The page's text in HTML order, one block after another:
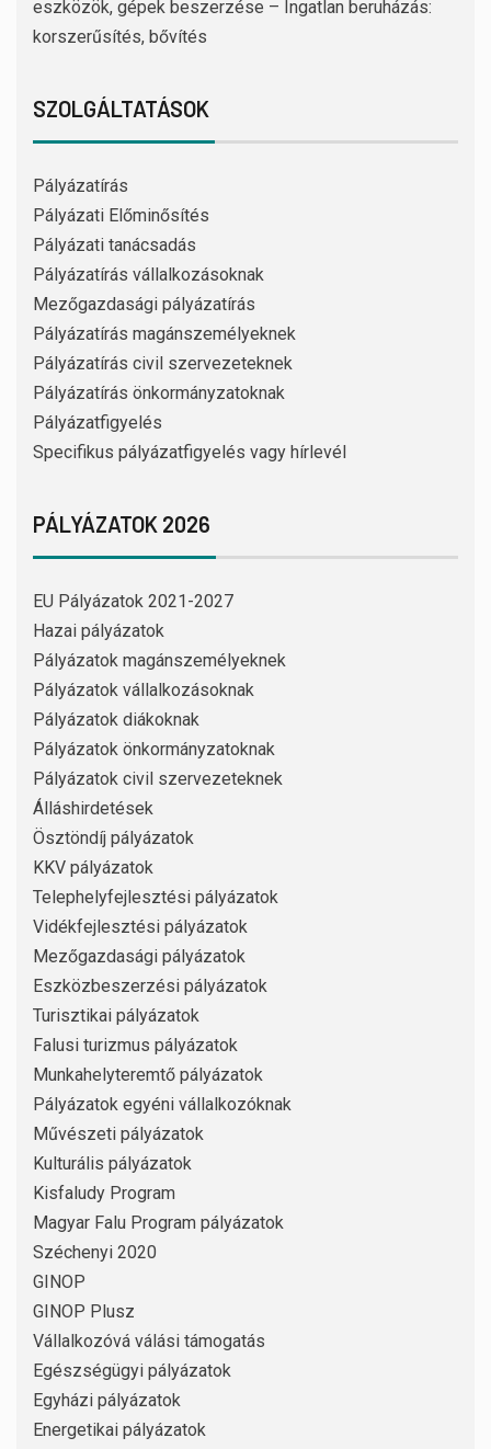
eszközök, gépek beszerzése – Ingatlan beruházás:
korszerűsítés, bővítés
SZOLGÁLTATÁSOK
Pályázatírás
Pályázati Előminősítés
Pályázati tanácsadás
Pályázatírás vállalkozásoknak
Mezőgazdasági pályázatírás
Pályázatírás magánszemélyeknek
Pályázatírás civil szervezeteknek
Pályázatírás önkormányzatoknak
Pályázatfigyelés
Specifikus pályázatfigyelés vagy hírlevél
PÁLYÁZATOK 2026
EU Pályázatok 2021-2027
Hazai pályázatok
Pályázatok magánszemélyeknek
Pályázatok vállalkozásoknak
Pályázatok diákoknak
Pályázatok önkormányzatoknak
Pályázatok civil szervezeteknek
Álláshirdetések
Ösztöndíj pályázatok
KKV pályázatok
Telephelyfejlesztési pályázatok
Vidékfejlesztési pályázatok
Mezőgazdasági pályázatok
Eszközbeszerzési pályázatok
Turisztikai pályázatok
Falusi turizmus pályázatok
Munkahelyteremtő pályázatok
Pályázatok egyéni vállalkozóknak
Művészeti pályázatok
Kulturális pályázatok
Kisfaludy Program
Magyar Falu Program pályázatok
Széchenyi 2020
GINOP
GINOP Plusz
Vállalkozóvá válási támogatás
Egészségügyi pályázatok
Egyházi pályázatok
Energetikai pályázatok